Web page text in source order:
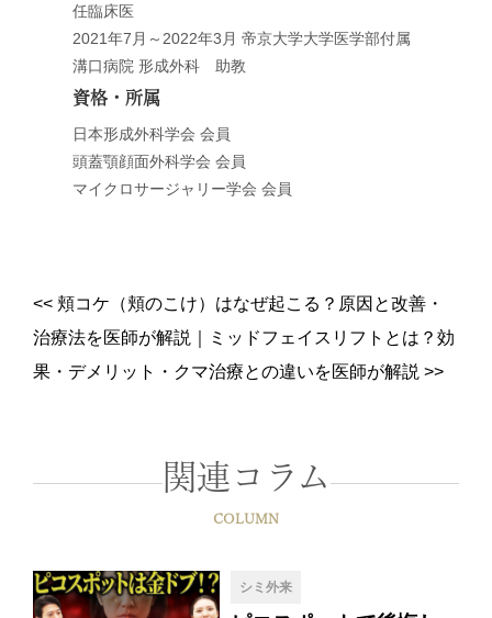
任臨床医
2021年7月～2022年3月 帝京大学大学医学部付属
溝口病院 形成外科 助教
資格・所属
日本形成外科学会 会員
頭蓋顎顔面外科学会 会員
マイクロサージャリー学会 会員
<<頬コケ（頬のこけ）はなぜ起こる？原因と改善・
治療法を医師が解説
ミッドフェイスリフトとは？効
果・デメリット・クマ治療との違いを医師が解説 >>
関連コラム
COLUMN
シミ外来